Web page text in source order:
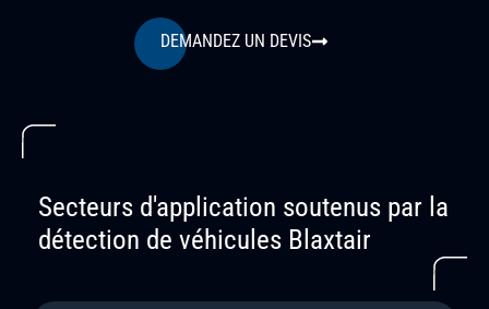
DEMANDEZ UN DEVIS
Secteurs d'application soutenus par la
détection de véhicules Blaxtair